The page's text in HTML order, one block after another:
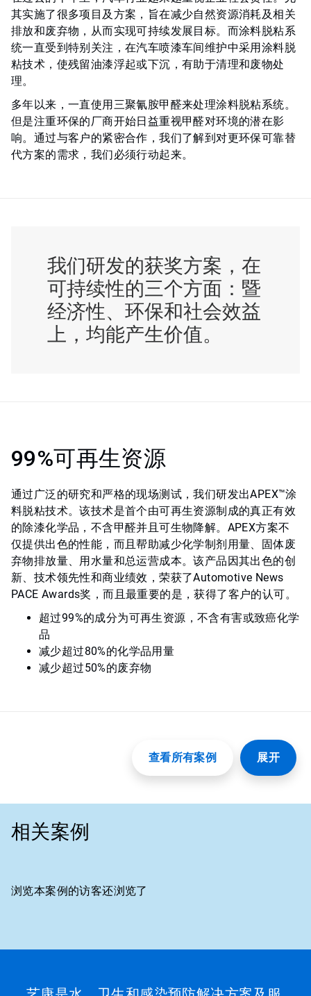
其实施了很多项目及方案，旨在减少自然资源消耗及相关
排放和废弃物，从而实现可持续发展目标。而涂料脱粘系
统一直受到特别关注，在汽车喷漆车间维护中采用涂料脱
粘技术，使残留油漆浮起或下沉，有助于清理和废物处
理。
多年以来，一直使用三聚氰胺甲醛来处理涂料脱粘系统。
但是注重环保的厂商开始日益重视甲醛对环境的潜在影
响。通过与客户的紧密合作，我们了解到对更环保可靠替
代方案的需求，我们必须行动起来。
我们研发的获奖方案，在
可持续性的三个方面：暨
经济性、环保和社会效益
上，均能产生价值。
99%可再生资源
通过广泛的研究和严格的现场测试，我们研发出APEX™涂
料脱粘技术。该技术是首个由可再生资源制成的真正有效
的除漆化学品，不含甲醛并且可生物降解。APEX方案不
仅提供出色的性能，而且帮助减少化学制剂用量、固体废
弃物排放量、用水量和总运营成本。该产品因其出色的创
新、技术领先性和商业绩效，荣获了Automotive News
PACE Awards奖，而且最重要的是，获得了客户的认可。
超过99%的成分为可再生资源，不含有害或致癌化学
品
减少超过80%的化学品用量
减少超过50%的废弃物
查看所有案例 展开
相关案例
浏览本案例的访客还浏览了